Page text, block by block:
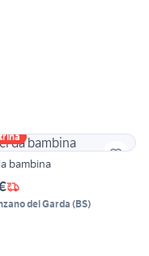
bambina
del Garda (BS)